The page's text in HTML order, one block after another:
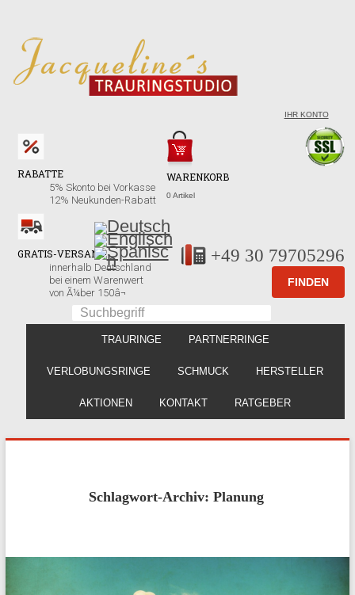
IHR KONTO
WARENKORB
0 Artikel
RABATTE
5% Skonto bei Vorkasse
12% Neukunden-Rabatt
GRATIS-VERSAND!
innerhalb Deutschland
bei einem Warenwert
von Ã¼ber 150â¬
+49 30 79705296
TRAURINGE PARTNERRINGE
VERLOBUNGSRINGE SCHMUCK HERSTELLER
AKTIONEN KONTAKT RATGEBER
Schlagwort-Archiv: Planung